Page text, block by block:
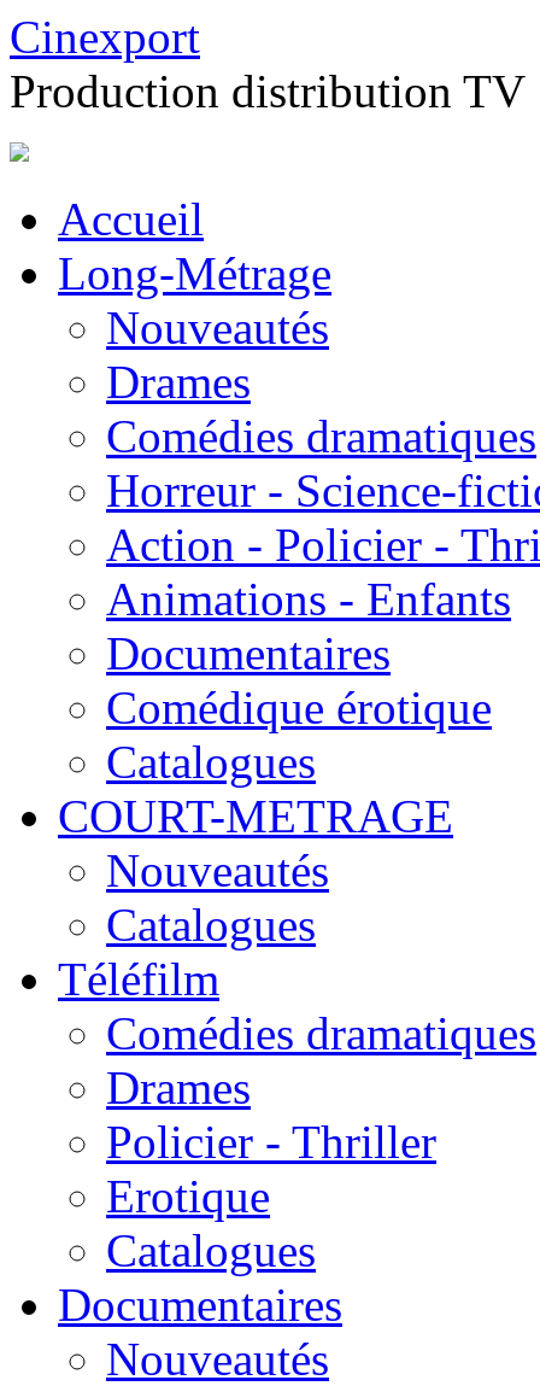
Cinexport
Production distribution TV
Accueil
Long-Métrage
Nouveautés
Drames
Comédies dramatiques
Horreur - Science-
Action - Policier -
Animations - Enfants
Documentaires
Comédique érotique
Catalogues
COURT-METRAGE
Nouveautés
Catalogues
Téléfilm
Comédies dramatiques
Drames
Policier - Thriller
Erotique
Catalogues
Documentaires
Nouveautés